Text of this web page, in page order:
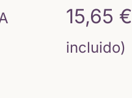
15,65 €
incluido)